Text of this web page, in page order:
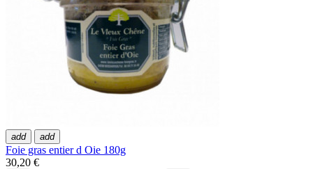
add add
Foie gras entier d Oie 180g
30,20 €